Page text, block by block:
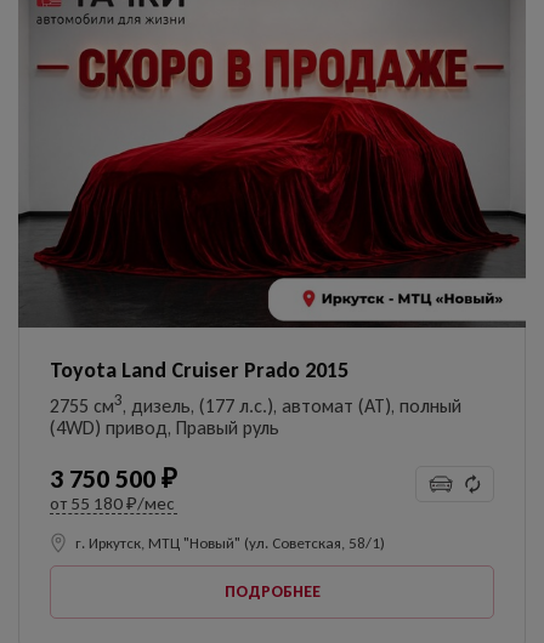
Toyota Land Cruiser Prado 2015
2755 см3, дизель, (177 л.с.), автомат (AT), полный
(4WD) привод, Правый руль
3 750 500 ₽
от 55 180 ₽/мес
г. Иркутск, МТЦ "Новый" (ул. Советская, 58/1)
ПОДРОБНЕЕ